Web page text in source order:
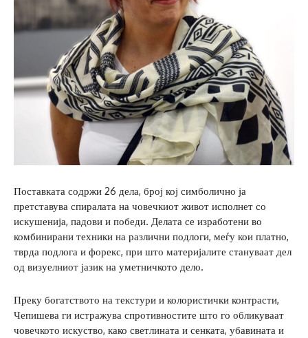
Поставката содржи 26 дела, број кој симболично ја
претставува спиралата на човечкиот живот исполнет со
искушенија, падови и победи. Делата се изработени во
комбинирани техники на различни подлоги, меѓу кои платно,
тврда подлога и форекс, при што материјалите стануваат дел
од визуелниот јазик на уметничкото дело.
Преку богатството на текстури и колористички контрасти,
Чепишева ги истражува спротивностите што го обликуваат
човечкото искуство, како светлината и сенката, убавината и